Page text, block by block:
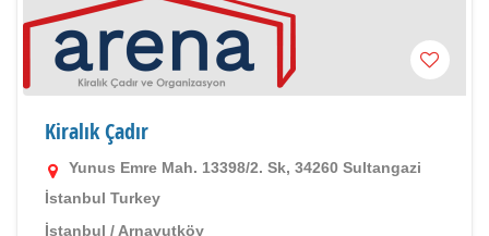
Kiralık Çadır
Yunus Emre Mah. 13398/2. Sk, 34260 Sultangazi
İstanbul Turkey
İstanbul / Arnavutköy